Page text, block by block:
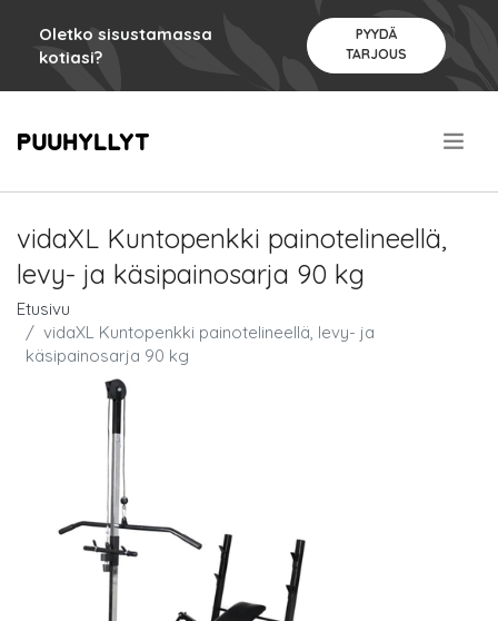
Oletko sisustamassa
kotiasi?
PYYDÄ
TARJOUS
vidaXL Kuntopenkki painotelineellä,
levy- ja käsipainosarja 90 kg
Etusivu
vidaXL Kuntopenkki painotelineellä, levy- ja
käsipainosarja 90 kg